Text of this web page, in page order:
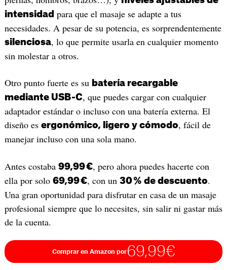
intensidad para que el masaje se adapte a tus
necesidades. A pesar de su potencia, es sorprendentemente
silenciosa, lo que permite usarla en cualquier momento
sin molestar a otros.
Otro punto fuerte es su batería recargable
mediante USB-C, que puedes cargar con cualquier
adaptador estándar o incluso con una batería externa. El
diseño es ergonómico, ligero y cómodo, fácil de
manejar incluso con una sola mano.
Antes costaba 99,99 €, pero ahora puedes hacerte con
ella por solo 69,99 €, con un 30 % de descuento.
Una gran oportunidad para disfrutar en casa de un masaje
profesional siempre que lo necesites, sin salir ni gastar más
de la cuenta.
Comprar en Amazon por69,99€